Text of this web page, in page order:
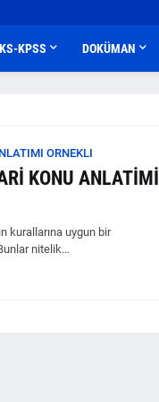
KPSS DOKÜMAN
ORNEKLI
KONU ANLATİMİ
kurallarına uygun bir
nitelik…